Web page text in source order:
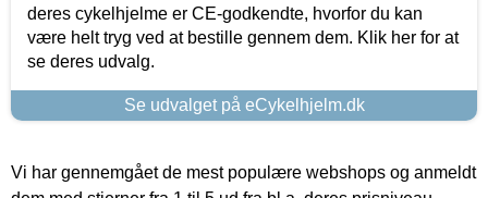
deres cykelhjelme er CE-godkendte, hvorfor du kan
være helt tryg ved at bestille gennem dem. Klik her for at
se deres udvalg.
Se udvalget på eCykelhjelm.dk
Vi har gennemgået de mest populære webshops og anmeldt